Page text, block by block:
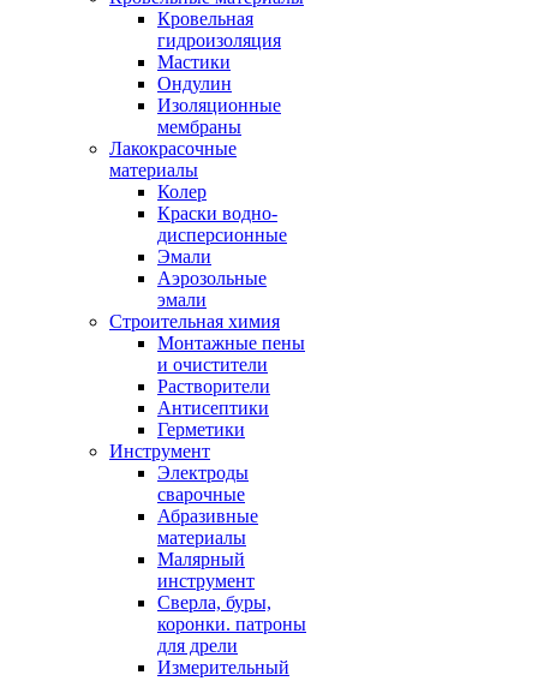
Кровельная
гидроизоляция
Мастики
Ондулин
Изоляционные
мембраны
Лакокрасочные
материалы
Колер
Краски водно-
дисперсионные
Эмали
Аэрозольные
эмали
Строительная химия
Монтажные пены
и очистители
Растворители
Антисептики
Герметики
Инструмент
Электроды
сварочные
Абразивные
материалы
Малярный
инструмент
Сверла, буры,
коронки. патроны
для дрели
Измерительный